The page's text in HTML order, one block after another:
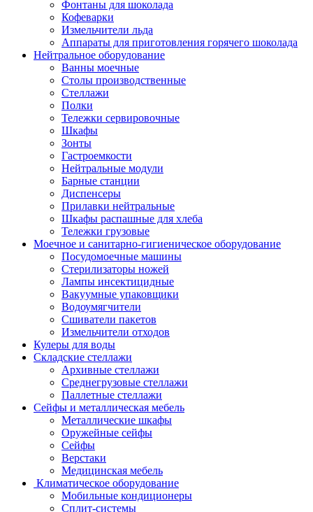
Фонтаны для шоколада
Кофеварки
Измельчители льда
Аппараты для приготовления горячего шоколада
Нейтральное оборудование
Ванны моечные
Столы производственные
Стеллажи
Полки
Тележки сервировочные
Шкафы
Зонты
Гастроемкости
Нейтральные модули
Барные станции
Диспенсеры
Прилавки нейтральные
Шкафы распашные для хлеба
Тележки грузовые
Моечное и санитарно-гигиеническое оборудование
Посудомоечные машины
Стерилизаторы ножей
Лампы инсектицидные
Вакуумные упаковщики
Водоумягчители
Сшиватели пакетов
Измельчители отходов
Кулеры для воды
Складские стеллажи
Архивные стеллажи
Среднегрузовые стеллажи
Паллетные стеллажи
Сейфы и металлическая мебель
Металлические шкафы
Оружейные сейфы
Сейфы
Верстаки
Медицинская мебель
Климатическое оборудование
Мобильные кондиционеры
Сплит-системы